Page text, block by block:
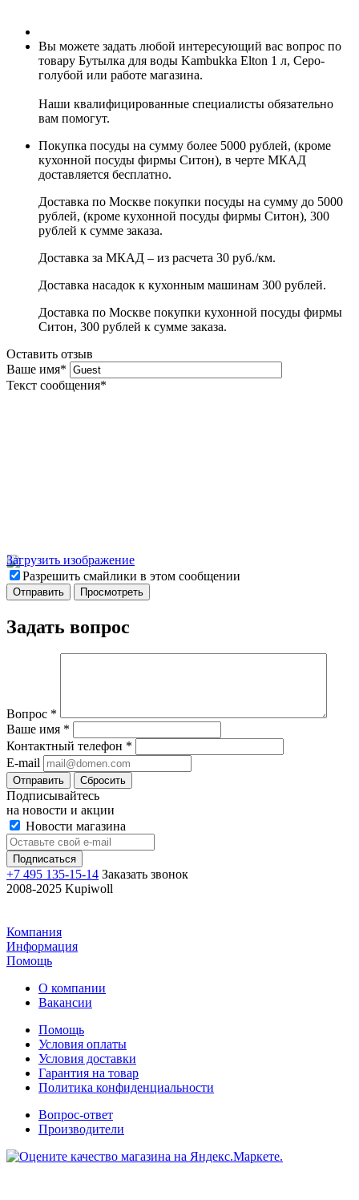
Вы можете задать любой интересующий вас вопрос по
товару Бутылка для воды Kambukka Elton 1 л, Серо-
голубой или работе магазина.
Наши квалифицированные специалисты обязательно
вам помогут.
Покупка посуды на сумму более 5000 рублей, (кроме
кухонной посуды фирмы Ситон), в черте МКАД
доставляется бесплатно.
Доставка по Москве покупки посуды на сумму до 5000
рублей, (кроме кухонной посуды фирмы Ситон), 300
рублей к сумме заказа.
Доставка за МКАД – из расчета 30 руб./км.
Доставка насадок к кухонным машинам 300 рублей.
Доставка по Москве покупки кухонной посуды фирмы
Ситон, 300 рублей к сумме заказа.
Оставить отзыв
Ваше имя*
Текст сообщения*
Загрузить изображение
Разрешить смайлики в этом сообщении
Задать вопрос
Вопрос *
Ваше имя *
Контактный телефон *
E-mail
Отправить Сбросить
Подписывайтесь
на новости и акции
Новости магазина
+7 495 135-15-14 Заказать звонок
2008-2025 Kupiwoll
Компания
Информация
Помощь
О компании
Вакансии
Помощь
Условия оплаты
Условия доставки
Гарантия на товар
Политика конфиденциальности
Вопрос-ответ
Производители